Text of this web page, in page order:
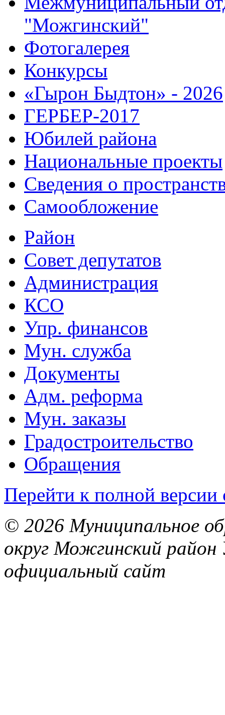
"Можгинский"
Фотогалерея
Конкурсы
«Гырон Быдтон» - 2026
ГЕРБЕР-2017
Юбилей района
Национальные проекты
Сведения о
Самообложение
Район
Совет депутатов
Администрация
КСО
Упр. финансов
Мун. служба
Документы
Адм. реформа
Мун. заказы
Градостроительство
Обращения
Перейти к полной версии
© 2026 Муниципальное
округ Можгинский район
официальный сайт